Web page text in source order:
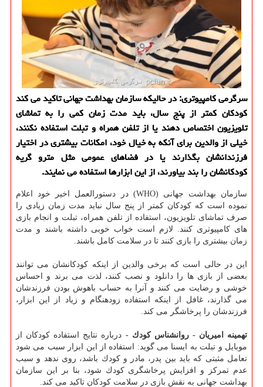
سرگرمی كامپیوتری: در حالیكه سازمان بهداشت جهانی تاكید می كند
كودكان كمتر از پنج سال، باید مدت زمان كمی را به تماشای
تلویزیون اختصاص دهند یا از تلفن همراه و تبلت استفاده نكنند،
خیلی از والدین برای آنكه به خیال خود، امكانات بیشتری در اختیار
فرزندانشان بگذارند یا در فضاهای عمومی مثل مترو گریه
كودكانشان را بند بیاورند، از این ابزارها استفاده می نمایند.
سازمان بهداشت جهانی (WHO) در دستورالعمل اخیر خود اعلام
نموده است كه كودكان كمتر از پنج سال نباید مدت زمان زیادی را
صرف تماشای تلویزیون، استفاده از تلفن همراه، تبلت و انجام بازی
های كامپیوتری كنند. لازم است خواب خوبی داشته باشند و مدت
زمان بیشتری را بازی كنند تا در سلامت كامل باشند.
این در حالی است كه برخی والدین از اینكه كودكانشان می توانند
بعضی از بازی ها را دانلود و نصب كنند، لذت می برند و احساس
خوشی و رضایت می كنند و آنرا به حساب باهوش بودن فرزندشان
می گذارند، غافل از اینكه استفاده زودهنگام و زیاد از این ابزار،
فرزندشان را پرخاشگر می كند.
تهمینه امیریان - روانشناس كودك - درباره نتایج استفاده كودكان از
موبایل و تبلت به ایسنا می گوید: استفاده از این ابزار سبب می شود
تعامل مثبتی كه باید بین پدر، مادر و كودك باشد، روی ندهد و سبب
عدم تمركز و افزایش پرخاشگری كودك شود، بنا بر این سازمان
بهداشت جهانی به نقش بازی در سلامت كودكان تاكید می كند.